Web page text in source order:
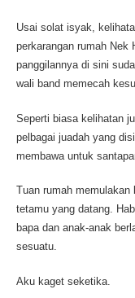
Usai solat isyak,
perkarangan rumah Nek
panggilannya di sini
wali band memecah
Seperti biasa kelihatan
pelbagai juadah yang
membawa untuk
Tuan rumah memulakan
tetamu yang datang.
bapa dan anak-anak
sesuatu.
Aku kaget seketika.